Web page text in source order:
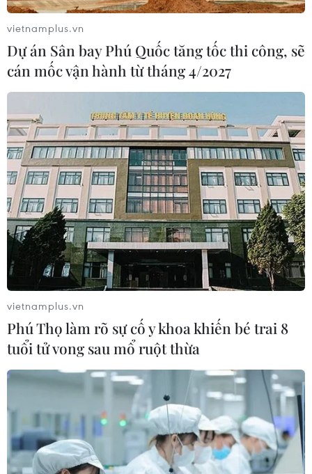
quốc tế
03/04/2025 07:19
Sáng 3/4, tại Hà Nội, Thủ tướng Phạm Minh Chính,
Trưởng Ban Chỉ đạo về Trung tâm tài chính khu vực và
Ban Chỉ đạo.
Thủ tướng đề nghị Standard Chartered hỗ
trợ xây các trung tâm tài chính quốc tế
02/04/2025 13:00
Theo Thủ tướng Phạm Minh Chính, Việt Nam xác định
phát triển Trung tâm tài chính quốc tế tại Việt Nam và
vietnamplus.vn
Dự án Sân bay Phú Quốc tăng tốc thi công, sẽ
cán mốc vận hành từ tháng 4/2027
vietnamplus.vn
Phú Thọ làm rõ sự cố y khoa khiến bé trai 8
tuổi tử vong sau mổ ruột thừa